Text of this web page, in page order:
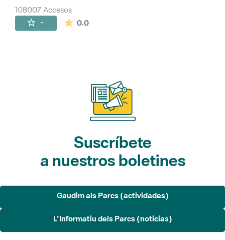
108007 Accesos
- 0.0La valoración media es de 0 estrellas de
Suscríbete
a nuestros boletines
Gaudim als Parcs (actividades)
L'Informatiu dels Parcs (noticias)